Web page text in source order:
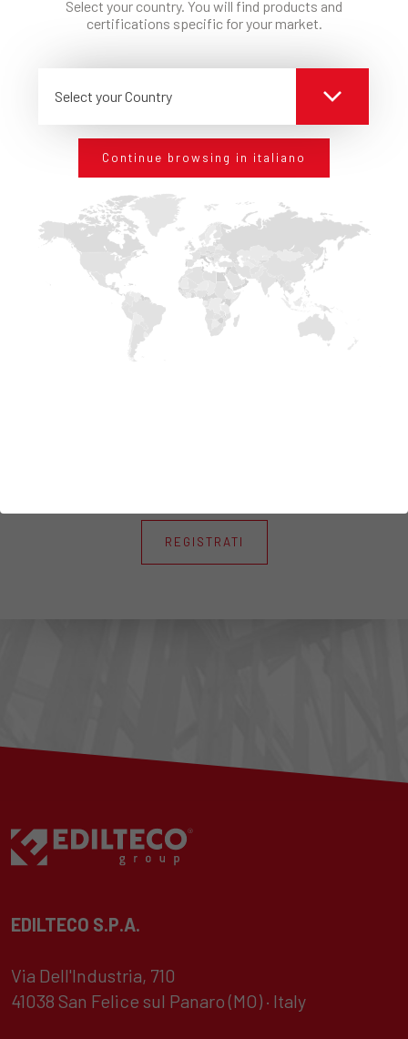
RESTA AGGIORNATO SEMPRE
Iscriviti alla nostra newsletter per restare
aggiornato sulle avanguardie tecnologiche in tema
di edilizia. Per sapere come Edilteco può offrirti gli
REGISTRATI
EDILTECO S.P.A.
Via Dell'Industria, 710
41038 San Felice sul Panaro (MO) · Italy
Select your country. You will find products and
certifications specific for your market.
Select your Country
Continue browsing in italiano